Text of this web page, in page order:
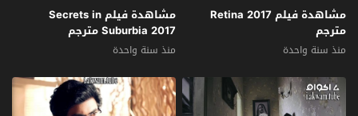
مشاهدة فيلم Retina 2017
مترجم
منذ سنة واحدة
مشاهدة فيلم Secrets in
Suburbia 2017 مترجم
منذ سنة واحدة